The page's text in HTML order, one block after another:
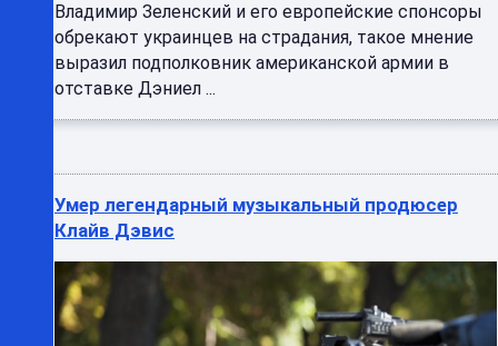
Владимир Зеленский и его европейские спонсоры
обрекают украинцев на страдания, такое мнение
выразил подполковник американской армии в
отставке Дэниел ...
Умер легендарный музыкальный продюсер
Клайв Дэвис